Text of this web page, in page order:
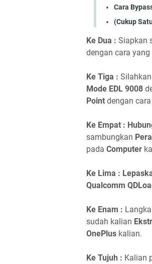
Cara
(Cukup
Ke Dua : Siapkan
dengan cara yang
Ke Tiga :
Mode EDL 9008
Point dengan
Ke Empat :
sambungkan
pada Computer
Ke Lima :
Qualcomm
Ke Enam :
sudah kalian
OnePlus kalian.
Ke Tujuh : Kalian